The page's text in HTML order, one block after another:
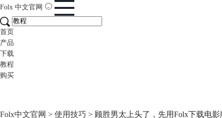
Folx 中文官网
首页
产品
下载
教程
购买
Folx中文官网 > 使用技巧 > 顾胜男太上头了，先用Folx下载电